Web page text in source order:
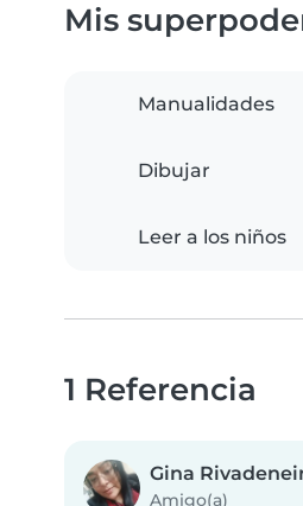
Mis
Manualidades
Dibujar
Leer a los niños
1 Referencia
Gina
Amigo(a)